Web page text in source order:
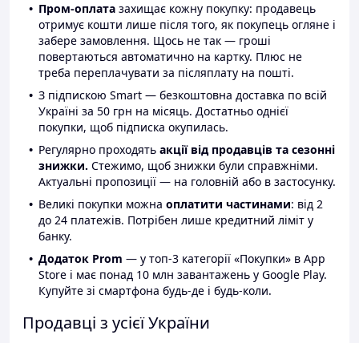
Пром-оплата захищає кожну покупку: продавець
отримує кошти лише після того, як покупець огляне і
забере замовлення. Щось не так — гроші
повертаються автоматично на картку. Плюс не
треба переплачувати за післяплату на пошті.
З підпискою Smart — безкоштовна доставка по всій
Україні за 50 грн на місяць. Достатньо однієї
покупки, щоб підписка окупилась.
Регулярно проходять акції від продавців та сезонні
знижки. Стежимо, щоб знижки були справжніми.
Актуальні пропозиції — на головній або в застосунку.
Великі покупки можна оплатити частинами: від 2
до 24 платежів. Потрібен лише кредитний ліміт у
банку.
Додаток Prom — у топ-3 категорії «Покупки» в App
Store і має понад 10 млн завантажень у Google Play.
Купуйте зі смартфона будь-де і будь-коли.
Продавці з усієї України